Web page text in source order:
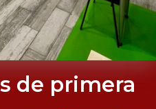
de primera